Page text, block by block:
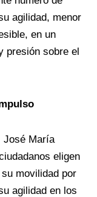
agilidad, menor
en un
presión sobre el
José María
eligen
movilidad por
agilidad en los